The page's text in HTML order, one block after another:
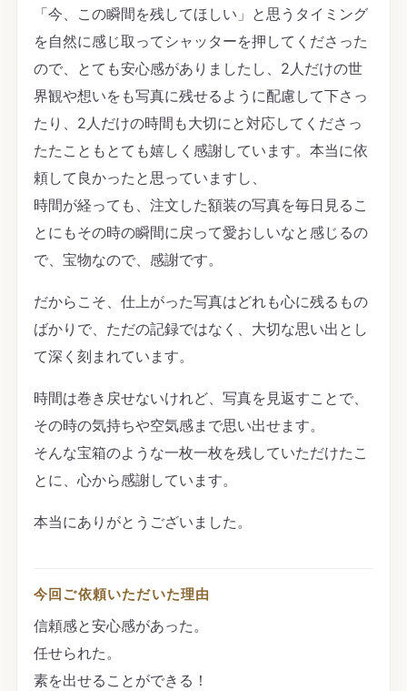
「今、この瞬間を残してほしい」と思うタイミング
を自然に感じ取ってシャッターを押してくださった
ので、とても安心感がありましたし、2人だけの世
界観や想いをも写真に残せるように配慮して下さっ
たり、2人だけの時間も大切にと対応してくださっ
たたこともとても嬉しく感謝しています。本当に依
頼して良かったと思っていますし、
時間が経っても、注文した額装の写真を毎日見るこ
とにもその時の瞬間に戻って愛おしいなと感じるの
で、宝物なので、感謝です。
だからこそ、仕上がった写真はどれも心に残るもの
ばかりで、ただの記録ではなく、大切な思い出とし
て深く刻まれています。
時間は巻き戻せないけれど、写真を見返すことで、
その時の気持ちや空気感まで思い出せます。
そんな宝箱のような一枚一枚を残していただけたこ
とに、心から感謝しています。
本当にありがとうございました。
今回ご依頼いただいた理由
信頼感と安心感があった。
任せられた。
素を出せることができる！